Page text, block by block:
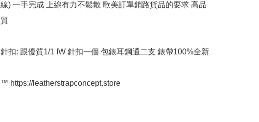
線) 一手完成 上線有力不鬆散 歐美訂單銷路貨品的要求 高品
質
針扣: 跟優質1/1 IW 針扣一個 包錶耳鋼通二支 錶帶100%全新
™️ https://leatherstrapconcept.store